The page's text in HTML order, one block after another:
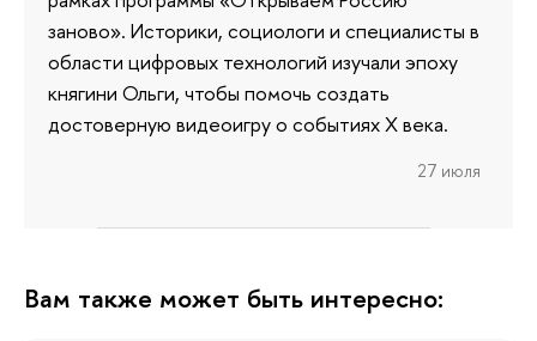
заново». Историки, социологи и специалисты в
области цифровых технологий изучали эпоху
княгини Ольги, чтобы помочь создать
достоверную видеоигру о событиях X века.
27 июля
Вам также может быть интересно: